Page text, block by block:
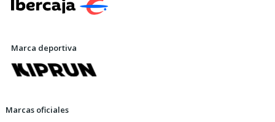
Marca deportiva
Marcas oficiales